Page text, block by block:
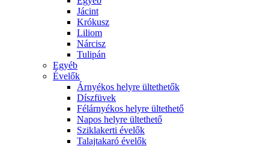
Jácint
Krókusz
Liliom
Nárcisz
Tulipán
Egyéb
Évelők
Árnyékos helyre ültethetők
Díszfüvek
Félárnyékos helyre ültethető
Napos helyre ültethető
Sziklakerti évelők
Talajtakaró évelők